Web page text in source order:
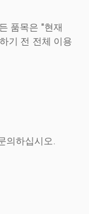
품목은 "현재
기 전 전체 이용
의하십시오.